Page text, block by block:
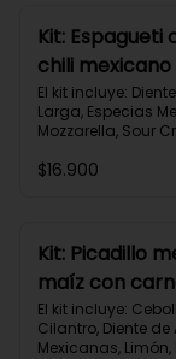
Carbohidratos
Proteínas 45g
Kit: Espagueti
chili mexicano
queso-35
El kit incluye:
Larga, Especias
Mozzarella, Sour
Molida (150g/p),
$16.900
Kit: Picadillo
maíz con
criollas y
139
El kit incluye:
Cilantro, Diente de
Mexicanas,